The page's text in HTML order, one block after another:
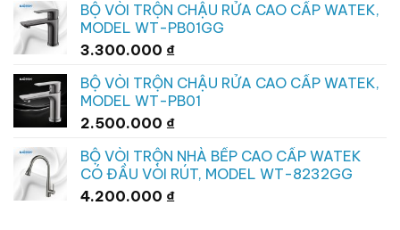
BỘ VÒI TRỘN CHẬU RỬA CAO CẤP WATEK,
MODEL WT-PB01GG
3.300.000 ₫
BỘ VÒI TRỘN CHẬU RỬA CAO CẤP WATEK,
MODEL WT-PB01
2.500.000 ₫
BỘ VÒI TRỘN NHÀ BẾP CAO CẤP WATEK
CÓ ĐẦU VÒI RÚT, MODEL WT-8232GG
4.200.000 ₫